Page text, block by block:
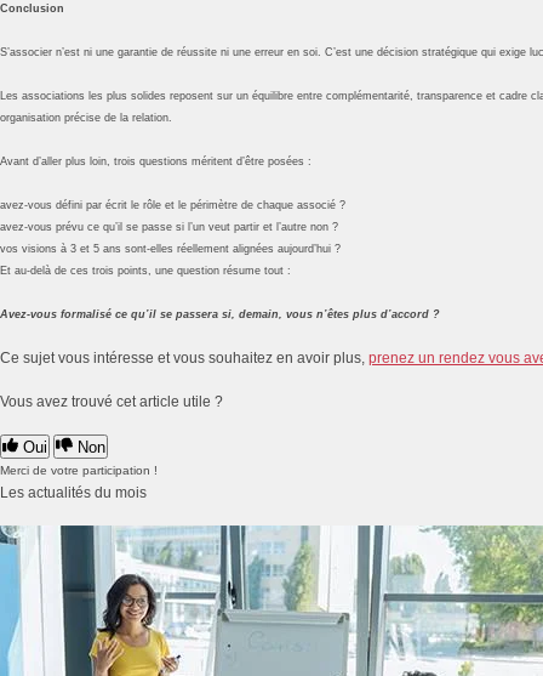
Conclusion
S’associer n’est ni une garantie de réussite ni une erreur en soi. C’est une décision stratégique qui exige
Les associations les plus solides reposent sur un équilibre entre complémentarité, transparence et cadre
organisation précise de la relation.
Avant d’aller plus loin, trois questions méritent d’être posées :
avez-vous défini par écrit le rôle et le périmètre de chaque associé ?
avez-vous prévu ce qu’il se passe si l’un veut partir et l’autre non ?
vos visions à 3 et 5 ans sont-elles réellement alignées aujourd’hui ?
Et au-delà de ces trois points, une question résume tout :
Avez-vous formalisé ce qu’il se passera si, demain, vous n’êtes plus d’accord ?
Ce sujet vous intéresse et vous souhaitez en avoir plus, prenez un rendez vous
Vous avez trouvé cet article utile ?
Oui Non
Merci de votre participation !
Les actualités du mois